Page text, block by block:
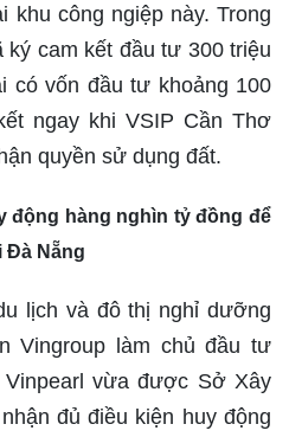
khu công ngiệp này. Trong
ký cam kết đầu tư 300 triệu
có vốn đầu tư khoảng 100
ngay khi VSIP Cần Thơ
quyền sử dụng đất.
động hàng nghìn tỷ đồng để
Đà Nẵng
lịch và đô thị nghỉ dưỡng
Vingroup làm chủ đầu tư
vừa được Sở Xây
đủ điều kiện huy động